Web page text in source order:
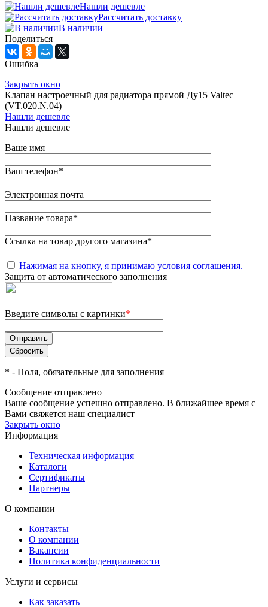
Нашли дешевле
Рассчитать доставку
В наличии
Поделиться
Ошибка
Закрыть окно
Клапан настроечный для радиатора прямой Ду15 Valtec
(VT.020.N.04)
Нашли дешевле
Нашли дешевле
Ваше имя
Ваш телефон*
Электронная почта
Название товара*
Ссылка на товар другого магазина*
Нажимая на кнопку, я принимаю условия соглашения.
Защита от автоматического заполнения
Введите символы с картинки*
* - Поля, обязательные для заполнения
Сообщение отправлено
Ваше сообщение успешно отправлено. В ближайшее время с
Вами свяжется наш специалист
Закрыть окно
Информация
Техническая информация
Каталоги
Сертификаты
Партнеры
О компании
Контакты
О компании
Вакансии
Политика конфиденциальности
Услуги и сервисы
Как заказать